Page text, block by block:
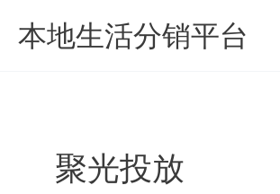
本地生活分销平台
聚光投放